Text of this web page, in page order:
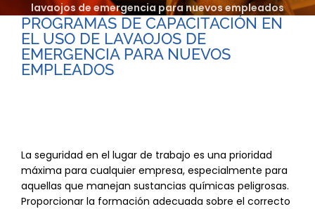
lavaojos de emergencia para nuevos empleados
PROGRAMAS DE CAPACITACIÓN EN
EL USO DE LAVAOJOS DE
EMERGENCIA PARA NUEVOS
EMPLEADOS
La seguridad en el lugar de trabajo es una prioridad
máxima para cualquier empresa, especialmente para
aquellas que manejan sustancias químicas peligrosas.
Proporcionar la formación adecuada sobre el correcto